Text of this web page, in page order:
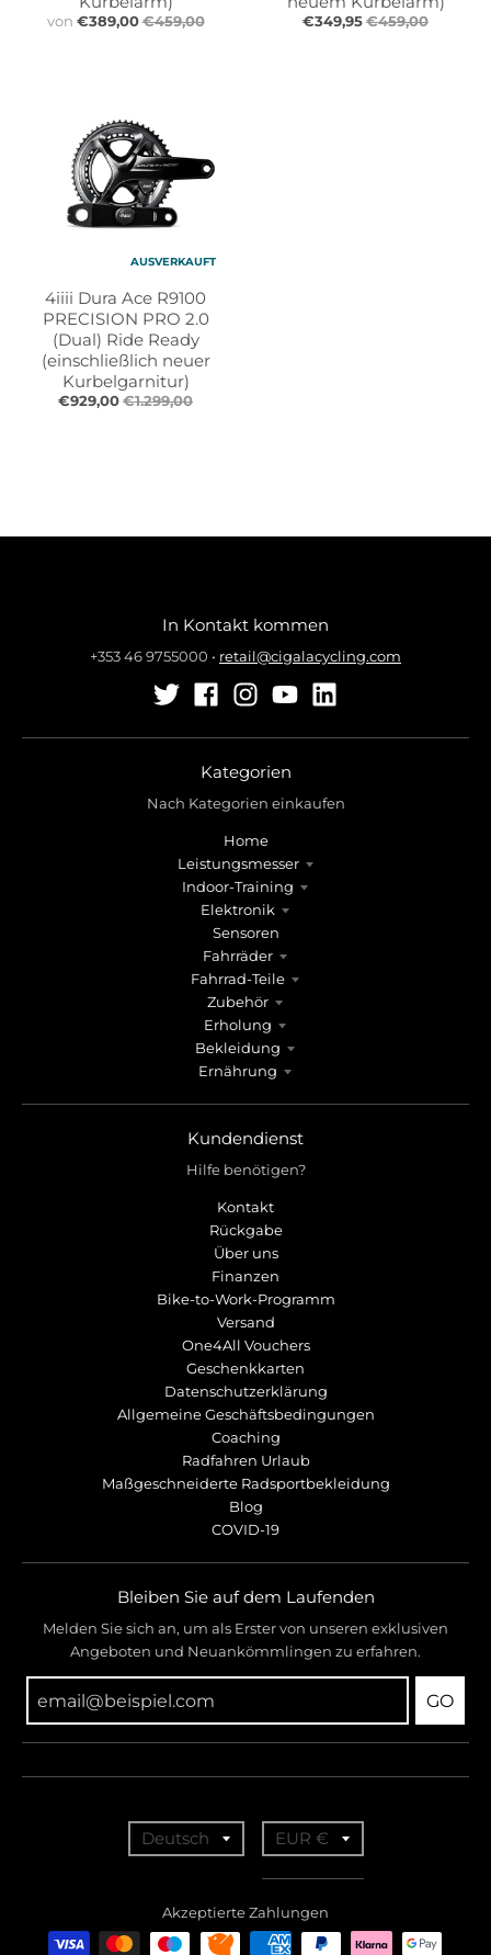
von €389,00€459,00 €349,95€459,00
AUSVERKAUFT
4iiii Dura Ace R9100
PRECISION PRO 2.0
(Dual) Ride Ready
(einschließlich neuer
Kurbelgarnitur)
€929,00€1.299,00
In Kontakt kommen
+353 46 9755000 • retail@cigalacycling.com
Kategorien
Nach Kategorien einkaufen
Home
Leistungsmesser
Indoor-Training
Elektronik
Sensoren
Fahrräder
Fahrrad-Teile
Zubehör
Erholung
Bekleidung
Ernährung
Kundendienst
Hilfe benötigen?
Kontakt
Rückgabe
Über uns
Finanzen
Bike-to-Work-Programm
Versand
One4All Vouchers
Geschenkkarten
Datenschutzerklärung
Allgemeine Geschäftsbedingungen
Coaching
Radfahren Urlaub
Maßgeschneiderte Radsportbekleidung
Blog
COVID-19
Bleiben Sie auf dem Laufenden
Melden Sie sich an, um als Erster von unseren exklusiven
Angeboten und Neuankömmlingen zu erfahren.
GO
n
Deutsch
a
n
EUR €
Akzeptierte Zahlungen